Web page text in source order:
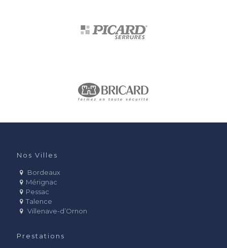
Nos Villes
Bordeaux
Mérignac
Pessac
Talence
Villenave-d’Ornon
Prestations